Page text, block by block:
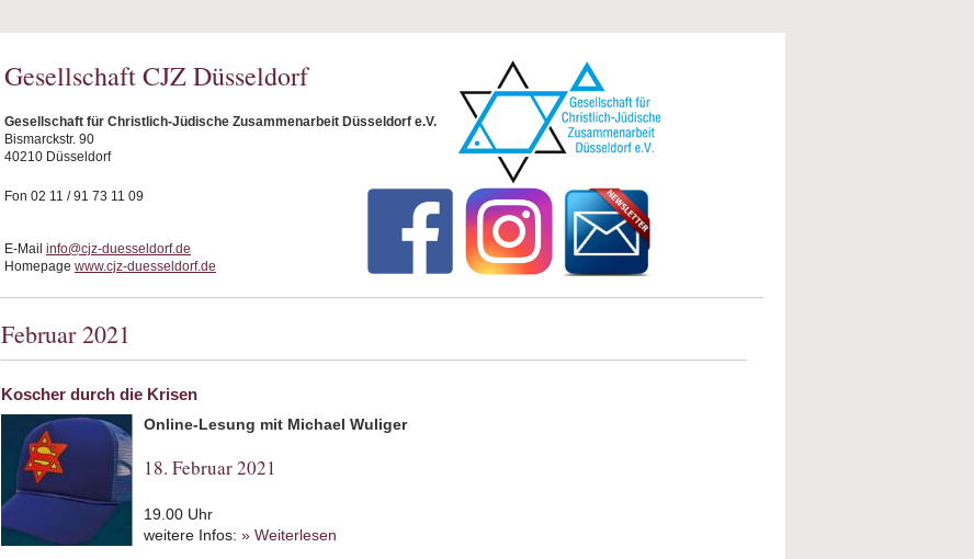
Gesellschaft CJZ Düsseldorf
Gesellschaft für Christlich-Jüdische Zusammenarbeit Düsseldorf e.V.
Bismarckstr. 90
40210 Düsseldorf
Fon 02 11 / 91 73 11 09
E-Mail info@cjz-duesseldorf.de
Homepage www.cjz-duesseldorf.de
Februar 2021
Koscher durch die Krisen
Online-Lesung mit Michael Wuliger
18. Februar 2021
19.00 Uhr
weitere Infos: » Weiterlesen